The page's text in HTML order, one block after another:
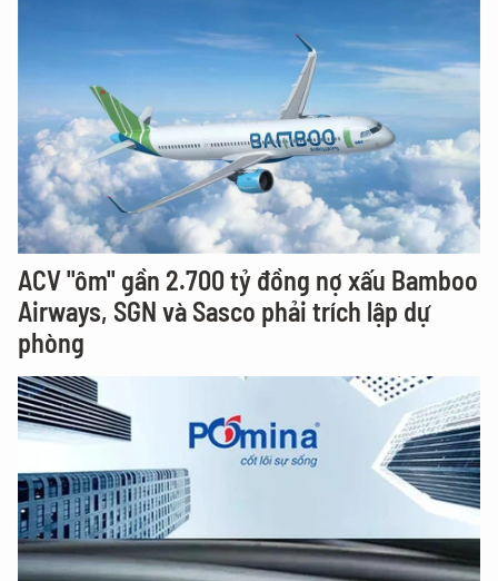
ACV "ôm" gần 2.700 tỷ đồng nợ xấu Bamboo
Airways, SGN và Sasco phải trích lập dự
phòng